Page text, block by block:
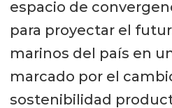
espacio de
para proyectar el
marinos del país en
marcado por el
sostenibilidad